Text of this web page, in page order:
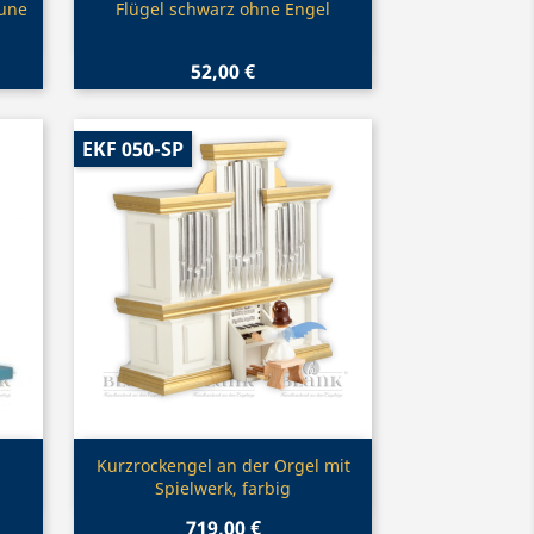
Vorschau
Flügel schwarz ohne Engel
52,00 €
Vorschau
Kurzrockengel an der Orgel mit
Spielwerk, farbig
719,00 €
EKF 050-SP